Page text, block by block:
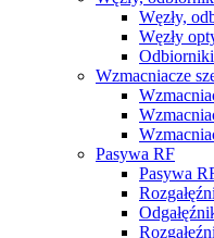
Węzły,
Węzły
Wzmacniacze
Pasywa RF
Pasywa